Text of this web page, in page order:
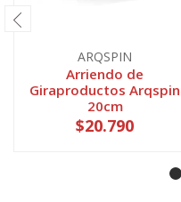
ARQSPIN
Arriendo de
Giraproductos Arqspin
20cm
$20.790